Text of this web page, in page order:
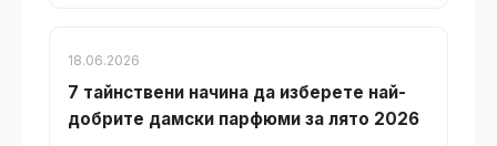
18.06.2026
7 тайнствени начина да изберете най-
добрите дамски парфюми за лято 2026